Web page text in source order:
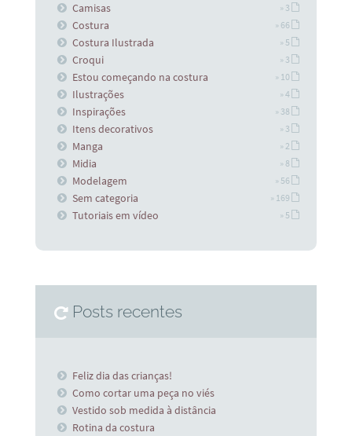
Camisas » 3
Costura » 66
Costura Ilustrada » 5
Croqui » 3
Estou começando na costura » 10
Ilustrações » 4
Inspirações » 38
Itens decorativos » 3
Manga » 2
Midia » 8
Modelagem » 56
Sem categoria » 169
Tutoriais em vídeo » 5
Posts recentes
Feliz dia das crianças!
Como cortar uma peça no viés
Vestido sob medida à distância
Rotina da costura